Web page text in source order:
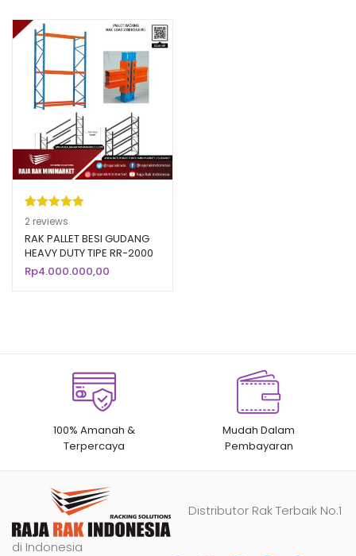
Peringkat
5.00 dari 5
berdasarka
n
2
penilaian
2 reviews
RAK PALLET BESI GUDANG
HEAVY DUTY TIPE RR-2000
RAJA RAK
Rp4.000.000,00
100% Amanah &
Terpercaya
Mudah Dalam
Pembayaran
Distributor Rak Terbaik No.1
di Indonesia